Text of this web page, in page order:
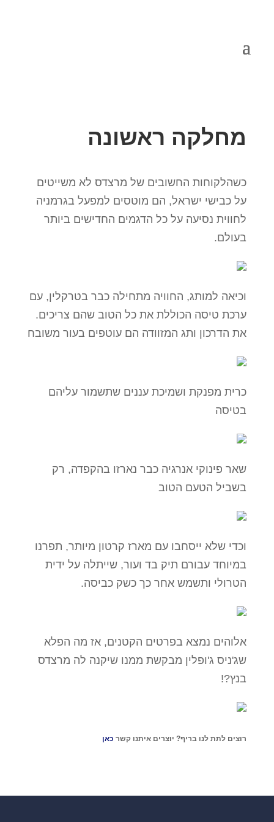
מחלקה ראשונה
כשהלקוחות החשובים של מרצדס לא משייטים
על כבישי ישראל, הם מוטסים למפעל בגרמניה
לחווית נסיעה על כל הדגמים החדישים ביותר
בעולם.
וכיאה למותג, החוויה מתחילה כבר בטרקלין, עם
ערכת טיסה הכוללת את כל הטוב שהם צריכים.
את הדרכון ותג המזוודה הם עוטפים בעור משובח
כרית מפנקת ושמיכת עננים שתשמור עליהם
בטיסה
שאר פינוקי אנרגיה כבר נארזו בהקפדה, רק
בשביל הטעם הטוב
וכדי שלא ייסחבו עם מארז קרטון מיותר, תפרנו
במיוחד עבורם תיק בד ועור, שייתלה על ידית
הטרולי ותשמש אחר כך כשק כביסה.
אלוהים נמצא בפרטים הקטנים, אז מה הפלא
שג'ניס ג'ופלין מבקשת ממנו שיקנה לה מרצדס
בנץ?!
רוצים לתת לנו בריף? יוצרים איתנו קשר כאן